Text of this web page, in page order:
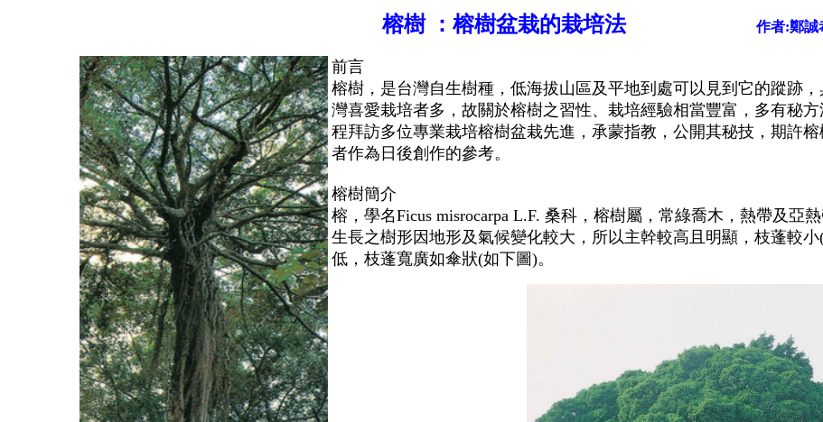
榕樹 ：榕樹盆栽的栽培法 作者:鄭誠
前言
榕樹，是台灣自生樹種，低海拔山區及平地到處可以見到它的蹤跡
灣喜愛栽培者多，故關於榕樹之習性、栽培經驗相當豐富，多有秘
程拜訪多位專業栽培榕樹盆栽先進，承蒙指教，公開其秘技，期許
者作為日後創作的參考。
榕樹簡介
榕，學名Ficus misrocarpa L.F. 桑科，榕樹屬，常綠喬木，熱帶及亞
生長之樹形因地形及氣候變化較大，所以主幹較高且明顯，枝蓬較
低，枝蓬寬廣如傘狀(如下圖)。